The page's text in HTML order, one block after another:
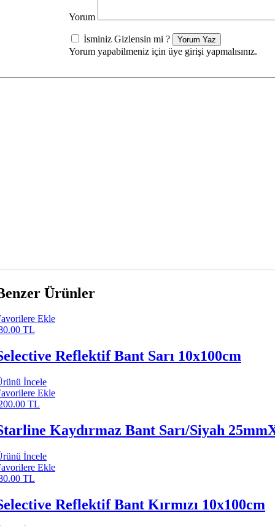
Yorum
İsminiz Gizlensin mi ? Yorum Yaz
Yorum yapabilmeniz için üye girişi yapmalısınız.
Ürünler
Ekle
TL
Reflektif Bant Sarı 10x100cm
İncele
Ekle
TL
Kaydırmaz Bant Sarı/Siyah
İncele
Ekle
TL
Reflektif Bant Kırmızı 10x100cm